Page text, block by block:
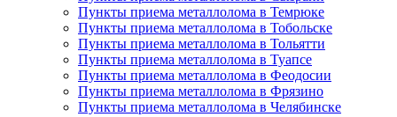
Пункты приема металлолома в Темрюке
Пункты приема металлолома в Тобольске
Пункты приема металлолома в Тольятти
Пункты приема металлолома в Туапсе
Пункты приема металлолома в Феодосии
Пункты приема металлолома в Фрязино
Пункты приема металлолома в Челябинске